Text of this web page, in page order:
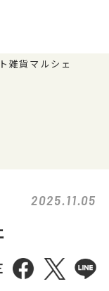
雑貨マルシェ
2025.11.05